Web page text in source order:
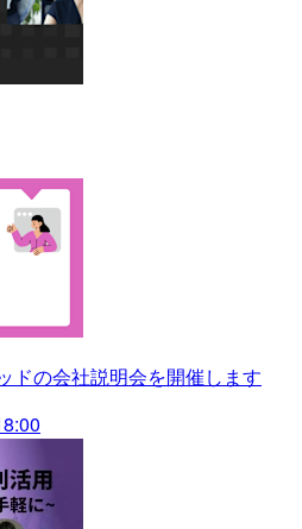
ドの会社説明会を開催します